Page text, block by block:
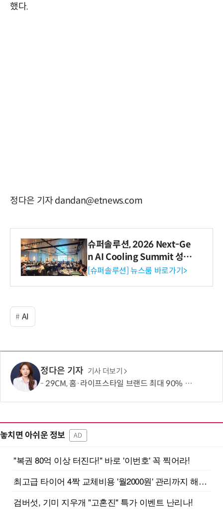
했다.
정다은 기자 dandan@etnews.com
슈퍼솔루션, 2026 Next-Ge
n AI Cooling Summit 성황
리 성료
[슈퍼솔루션] 뉴스룸 바로가기>
AI
정다은 기자 기사 더보기
29CM, 홈·라이프스타일 브랜드 최대 90% 할인 '이구홈위크' 실시
놓치면 아쉬운 정보 AD